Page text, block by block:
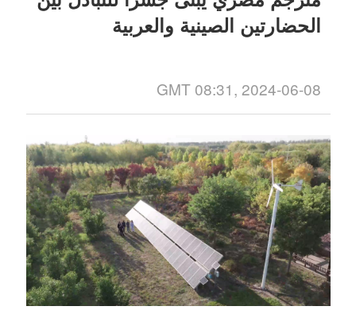
الحضارتين الصينية والعربية
GMT 08:31, 2024-06-08